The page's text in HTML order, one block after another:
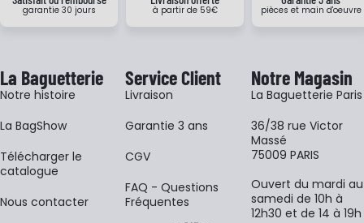
garantie 30 jours à partir de 59€ pièces et main d'oeuvre
La Baguetterie
Notre histoire
La BagShow
​Télécharger le
catalogue
Nous contacter
Service Client
Livraison
Garantie 3 ans
CGV
FAQ - Questions
Fréquentes
Notre Magasin
La Baguetterie Paris
36/38 rue Victor
Massé
75009 PARIS
Ouvert du mardi au
samedi de 10h à
12h30 et de 14 à 19h